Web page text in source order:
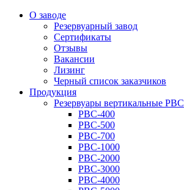
О заводе
Резервуарный завод
Сертификаты
Отзывы
Вакансии
Лизинг
Черный список заказчиков
Продукция
Резервуары вертикальные РВС
РВС-400
РВС-500
РВС-700
РВС-1000
РВС-2000
РВС-3000
РВС-4000